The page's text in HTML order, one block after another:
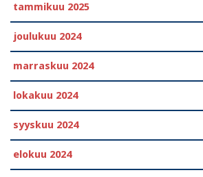
tammikuu 2025
joulukuu 2024
marraskuu 2024
lokakuu 2024
syyskuu 2024
elokuu 2024